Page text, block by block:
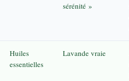
sérénité »
Huiles
essentielles
Lavande vraie